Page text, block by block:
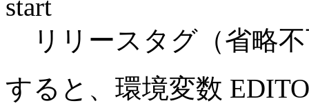
start
リリースタグ（省略
すると、環境変数